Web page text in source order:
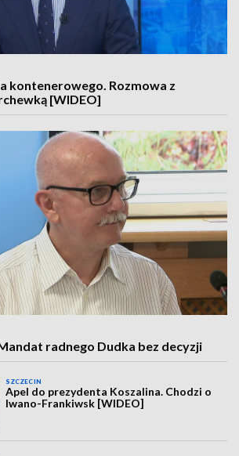
kontenerowego. Rozmowa z
[WIDEO]
radnego Dudka bez decyzji
SZCZECIN
Apel do prezydenta Koszalina. Chodzi o
Iwano-Frankiwsk [WIDEO]